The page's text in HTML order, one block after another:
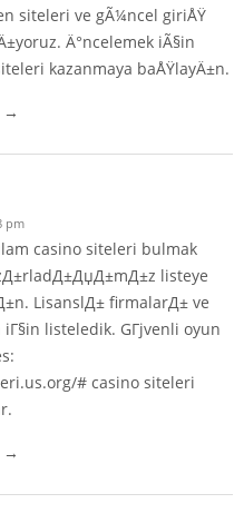
siteleri ve gÃ¼ncel giriÅŸ
Ä°ncelemek iÃ§in
kazanmaya baÅŸlayÄ±n.
→
pm
casino siteleri bulmak
listeye
LisanslД± firmalarД± ve
listeledik. GГјvenli oyun
# casino siteleri
→